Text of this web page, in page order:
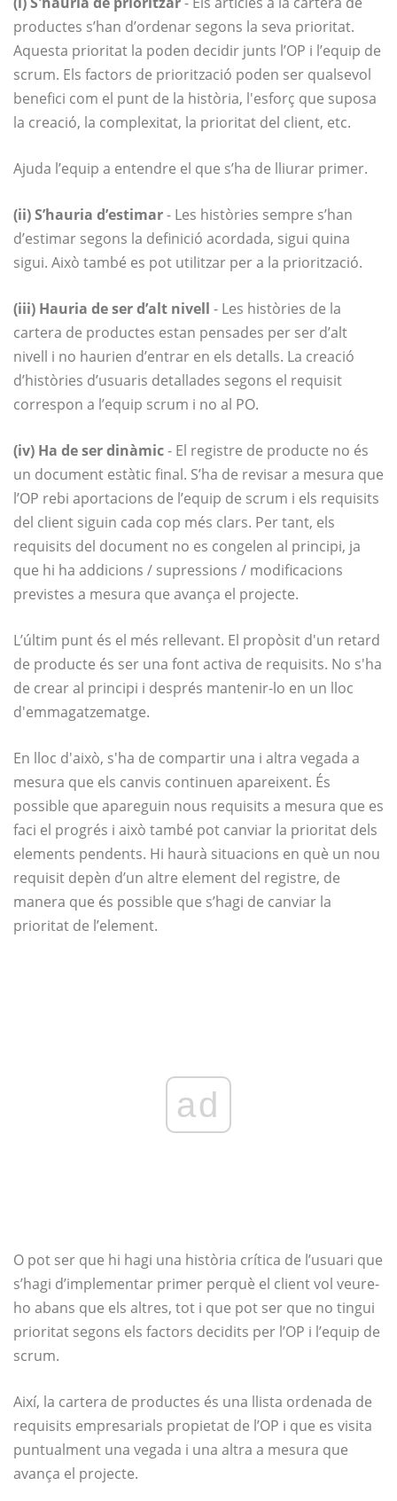
productes s’han d’ordenar segons la seva prioritat.
Aquesta prioritat la poden decidir junts l’OP i l’equip de
scrum. Els factors de priorització poden ser qualsevol
benefici com el punt de la història, l'esforç que suposa
la creació, la complexitat, la prioritat del client, etc.
Ajuda l’equip a entendre el que s’ha de lliurar primer.
(ii) S’hauria d’estimar- Les històries sempre s’han
d’estimar segons la definició acordada, sigui quina
sigui. Això també es pot utilitzar per a la priorització.
(iii) Hauria de ser d’alt nivell - Les històries de la
cartera de productes estan pensades per ser d’alt
nivell i no haurien d’entrar en els detalls. La creació
d’històries d’usuaris detallades segons el requisit
correspon a l’equip scrum i no al PO.
(iv) Ha de ser dinàmic- El registre de producte no és
un document estàtic final. S’ha de revisar a mesura que
l’OP rebi aportacions de l’equip de scrum i els requisits
del client siguin cada cop més clars. Per tant, els
requisits del document no es congelen al principi, ja
que hi ha addicions / supressions / modificacions
previstes a mesura que avança el projecte.
L’últim punt és el més rellevant. El propòsit d'un retard
de producte és ser una font activa de requisits. No s'ha
de crear al principi i després mantenir-lo en un lloc
d'emmagatzematge.
En lloc d'això, s'ha de compartir una i altra vegada a
mesura que els canvis continuen apareixent. És
possible que apareguin nous requisits a mesura que es
faci el progrés i això també pot canviar la prioritat dels
elements pendents. Hi haurà situacions en què un nou
requisit depèn d’un altre element del registre, de
manera que és possible que s’hagi de canviar la
prioritat de l’element.
ad
O pot ser que hi hagi una història crítica de l’usuari que
s’hagi d’implementar primer perquè el client vol veure-
ho abans que els altres, tot i que pot ser que no tingui
prioritat segons els factors decidits per l’OP i l’equip de
scrum.
Així, la cartera de productes és una llista ordenada de
requisits empresarials propietat de l’OP i que es visita
puntualment una vegada i una altra a mesura que
avança el projecte.